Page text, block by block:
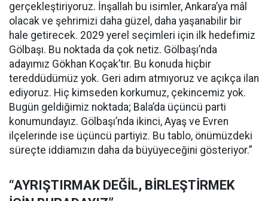
gerçekleştiriyoruz. İnşallah bu isimler, Ankara’ya mâl
olacak ve şehrimizi daha güzel, daha yaşanabilir bir
hale getirecek. 2029 yerel seçimleri için ilk hedefimiz
Gölbaşı. Bu noktada da çok netiz. Gölbaşı’nda
adayımız Gökhan Koçak’tır. Bu konuda hiçbir
tereddüdümüz yok. Geri adım atmıyoruz ve açıkça ilan
ediyoruz. Hiç kimseden korkumuz, çekincemiz yok.
Bugün geldiğimiz noktada; Bala’da üçüncü parti
konumundayız. Gölbaşı’nda ikinci, Ayaş ve Evren
ilçelerinde ise üçüncü partiyiz. Bu tablo, önümüzdeki
süreçte iddiamızın daha da büyüyeceğini gösteriyor.”
“AYRIŞTIRMAK DEĞİL, BİRLEŞTİRMEK